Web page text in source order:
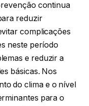
continua
reduzir
complicações
neste período
e reduzir a
básicas. Nos
do clima e o nível
para o